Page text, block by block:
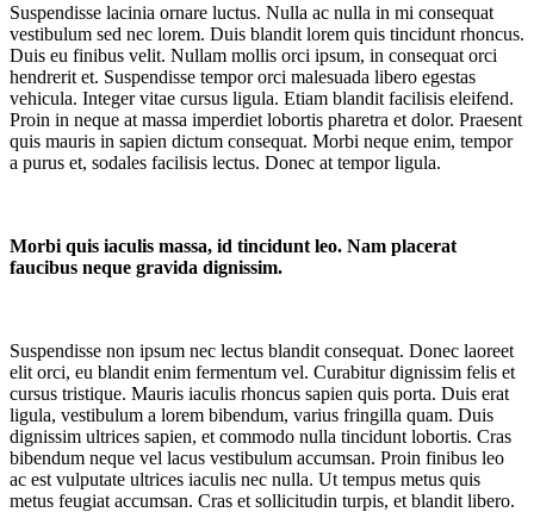
Suspendisse lacinia ornare luctus. Nulla ac nulla in mi consequat
vestibulum sed nec lorem. Duis blandit lorem quis tincidunt rhoncus.
Duis eu finibus velit. Nullam mollis orci ipsum, in consequat orci
hendrerit et. Suspendisse tempor orci malesuada libero egestas
vehicula. Integer vitae cursus ligula. Etiam blandit facilisis eleifend.
Proin in neque at massa imperdiet lobortis pharetra et dolor. Praesent
quis mauris in sapien dictum consequat. Morbi neque enim, tempor
a purus et, sodales facilisis lectus. Donec at tempor ligula.
Morbi quis iaculis massa, id tincidunt leo. Nam placerat
faucibus neque gravida dignissim.
Suspendisse non ipsum nec lectus blandit consequat. Donec laoreet
elit orci, eu blandit enim fermentum vel. Curabitur dignissim felis et
cursus tristique. Mauris iaculis rhoncus sapien quis porta. Duis erat
ligula, vestibulum a lorem bibendum, varius fringilla quam. Duis
dignissim ultrices sapien, et commodo nulla tincidunt lobortis. Cras
bibendum neque vel lacus vestibulum accumsan. Proin finibus leo
ac est vulputate ultrices iaculis nec nulla. Ut tempus metus quis
metus feugiat accumsan. Cras et sollicitudin turpis, et blandit libero.